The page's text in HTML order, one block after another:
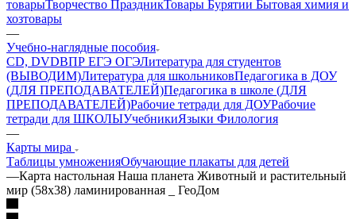
товарыТворчество ПраздникТовары Бурятии Бытовая химия и
хозтовары
—
Учебно-наглядные пособия
CD, DVDВПР ЕГЭ ОГЭЛитература для студентов
(ВЫВОДИМ)Литература для школьниковПедагогика в ДОУ
(ДЛЯ ПРЕПОДАВАТЕЛЕЙ)Педагогика в школе (ДЛЯ
ПРЕПОДАВАТЕЛЕЙ)Рабочие тетради для ДОУРабочие
тетради для ШКОЛЫУчебникиЯзыки Филология
—
Карты мира
Таблицы умноженияОбучающие плакаты для детей
—Карта настольная Наша планета Животный и растительный
мир (58х38) ламинированная _ ГеоДом